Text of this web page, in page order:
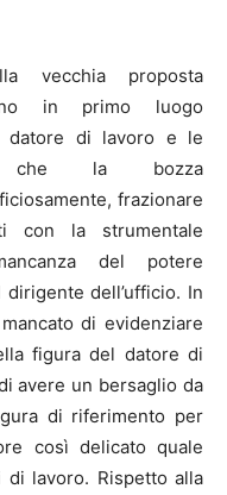
vecchia proposta
in primo luogo
datore di lavoro e le
che la bozza
frazionare
con la strumentale
del potere
dell’ufficio. In
di evidenziare
figura del datore di
avere un bersaglio da
di riferimento per
così delicato quale
lavoro. Rispetto alla